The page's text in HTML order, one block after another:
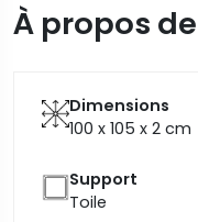
À propos
Dimensions
100 x 105 x 2 cm
Support
Toile